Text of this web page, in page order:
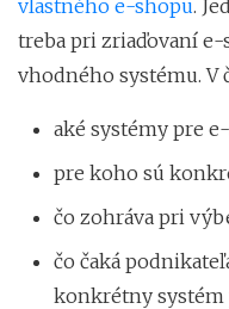
vlastného e-shopu.
treba pri zriaďovaní
vhodného systému.
aké systémy pre
pre koho sú
čo zohráva pri
čo čaká
konkrétny systém